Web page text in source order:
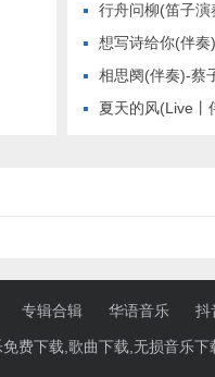
行舟问柳(笛子
想写诗给你(伴
相思阕(伴奏)-蔡
夏天的风(Live丨
专辑合辑 华语音乐 抖
费下载,歌曲下载,无损音乐